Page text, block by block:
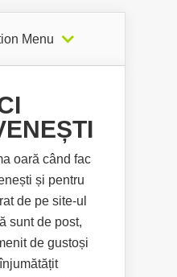
Menu
oară când fac
și pentru
de pe site-ul
sunt de post,
de gustoși